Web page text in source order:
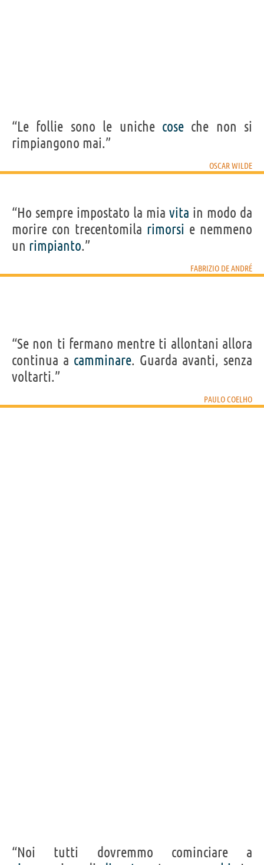
“Le follie sono le uniche coseche non si
rimpiangono mai.”
OSCAR WILDE
“Ho sempre impostato la mia vita in modo da
morire con trecentomila rimorsi e nemmeno
un rimpianto.”
FABRIZIO DE ANDRÉ
“Se non ti fermano mentre ti allontani allora
continua a camminare. Guarda avanti, senza
voltarti.”
PAULO COELHO
“Noi tutti dovremmo cominciare a